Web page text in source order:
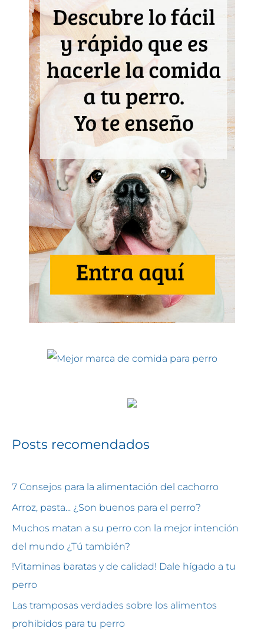
Posts recomendados
7 Consejos para la alimentación del cachorro
Arroz, pasta... ¿Son buenos para el perro?
Muchos matan a su perro con la mejor intención
del mundo ¿Tú también?
!Vitaminas baratas y de calidad! Dale hígado a tu
perro
Las tramposas verdades sobre los alimentos
prohibidos para tu perro